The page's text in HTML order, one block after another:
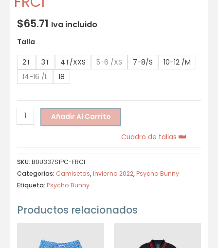
$65.71 Iva incluido
Talla
2T 3T 4T/XXS 5-6 /XS 7-8/S
10-12 /M
14-16 /L
18
Añadir Al Carrito
Cuadro de tallas
SKU: B0U337S1PC-FRCI
Categorías: Camisetas,Invierno 2022,Psycho Bunny
Etiqueta: Psycho Bunny
Productos relacionados